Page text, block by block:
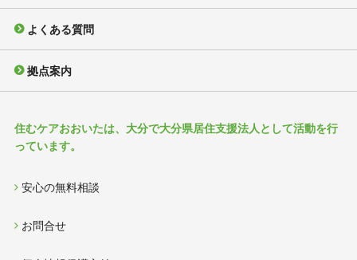
よくある質問
拠点案内
住むケアおおいたは、大分で大分県居住支援法人として活動を行
っています。
安心の無料相談
お問合せ